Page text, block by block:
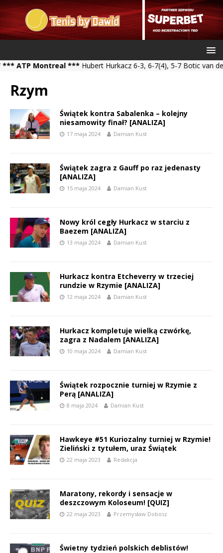
Montreal ***Hubert Hurkacz 6-3, 6-7(4), 5-7 Botic van de
Rzym
Świątek kontra Sabalenka – kolejny
niesamowity finał? [ANALIZA]
17 maja 2024 Damian Kust
Świątek zagra z Gauff po raz jedenasty
[ANALIZA]
15 maja 2024 Damian Kust
Nowy król cegły Hurkacz w starciu z
Baezem [ANALIZA]
13 maja 2024 Damian Kust
Hurkacz kontra Etcheverry w trzeciej
rundzie w Rzymie [ANALIZA]
12 maja 2024 Damian Kust
Hurkacz kompletuje wielką czwórkę,
zagra z Nadalem [ANALIZA]
10 maja 2024 Damian Kust
Świątek rozpocznie turniej w Rzymie z
Perą [ANALIZA]
8 maja 2024 Damian Kust
Hawkeye #51 Kuriozalny turniej w Rzymie!
Zieliński z tytułem, uraz Świątek
22 maja 2023 Redakcja
Maratony, rekordy i sensacje w
deszczowym Koloseum! [QUIZ]
22 maja 2023 Przemysław Dobosz
Świetny tydzień polskich deblistów!